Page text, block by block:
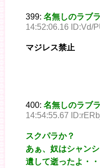
399: 名無しのラブ
14:52:06.16 ID:Vd/
マジレス禁止
400: 名無しのラブ
14:54:55.67
スクパラか？
あぁ、奴はシャン
遺して逝ったよ・・